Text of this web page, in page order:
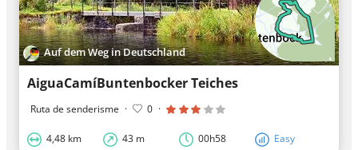
Auf dem Weg in Deutschland
AiguaCamíBuntenbocker Teiches
Ruta de senderisme · 0 ·
4,48 km 43 m 00h58 Easy